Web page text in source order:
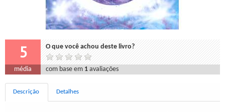
5 O que você achou deste livro?
média com base em 1 avaliações
Descrição Detalhes